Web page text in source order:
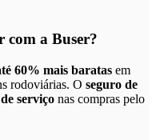
com a Buser?
60% mais baratas em
rodoviárias. O seguro de
serviço nas compras pelo